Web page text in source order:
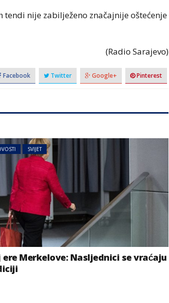
nije zabilježeno značajnije oštećenje
(Radio Sarajevo)
Facebook Twitter Google+ Pinterest
SVIJET
ere Merkelove: Nasljednici se vraćaju